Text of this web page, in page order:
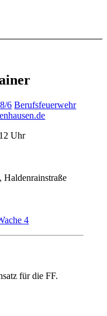
6 Berufsfeuerwehr
Uhr
Haldenrainstraße
4
für die FF.